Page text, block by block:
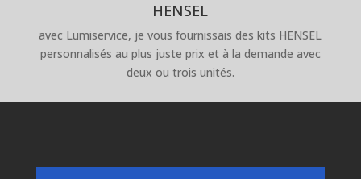
HENSEL
avec Lumiservice, je vous fournissais des kits HENSEL
personnalisés au plus juste prix et à la demande avec
deux ou trois unités.